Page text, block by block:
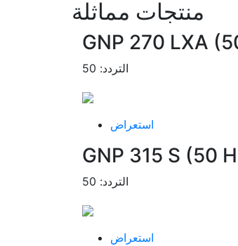
منتجات مماثلة
GNP 270 LXA
التردد: 50
استعراض
GNP 315 S (50
التردد: 50
استعراض